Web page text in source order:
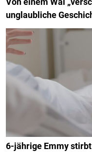
unglaubliche
6-jährige Emmy